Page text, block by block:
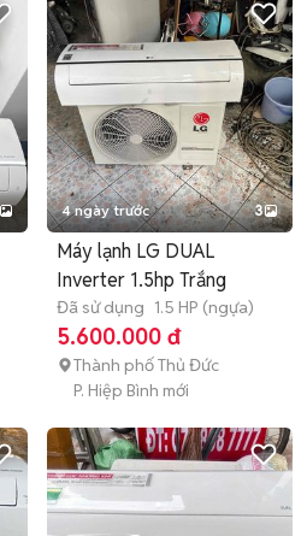
4 ngày trước 3
Máy lạnh LG DUAL
Inverter 1.5hp Trắng
Đã sử dụng 1.5 HP (ngựa)
5.600.000 đ
Thành phố Thủ Đức
P. Hiệp Bình mới